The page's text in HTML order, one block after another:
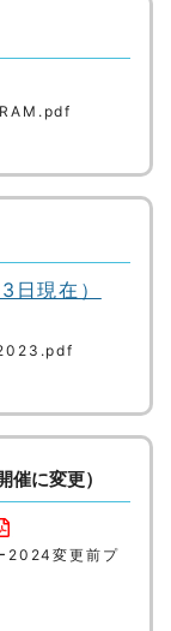
現在）
催に変更）
2024変更前プ